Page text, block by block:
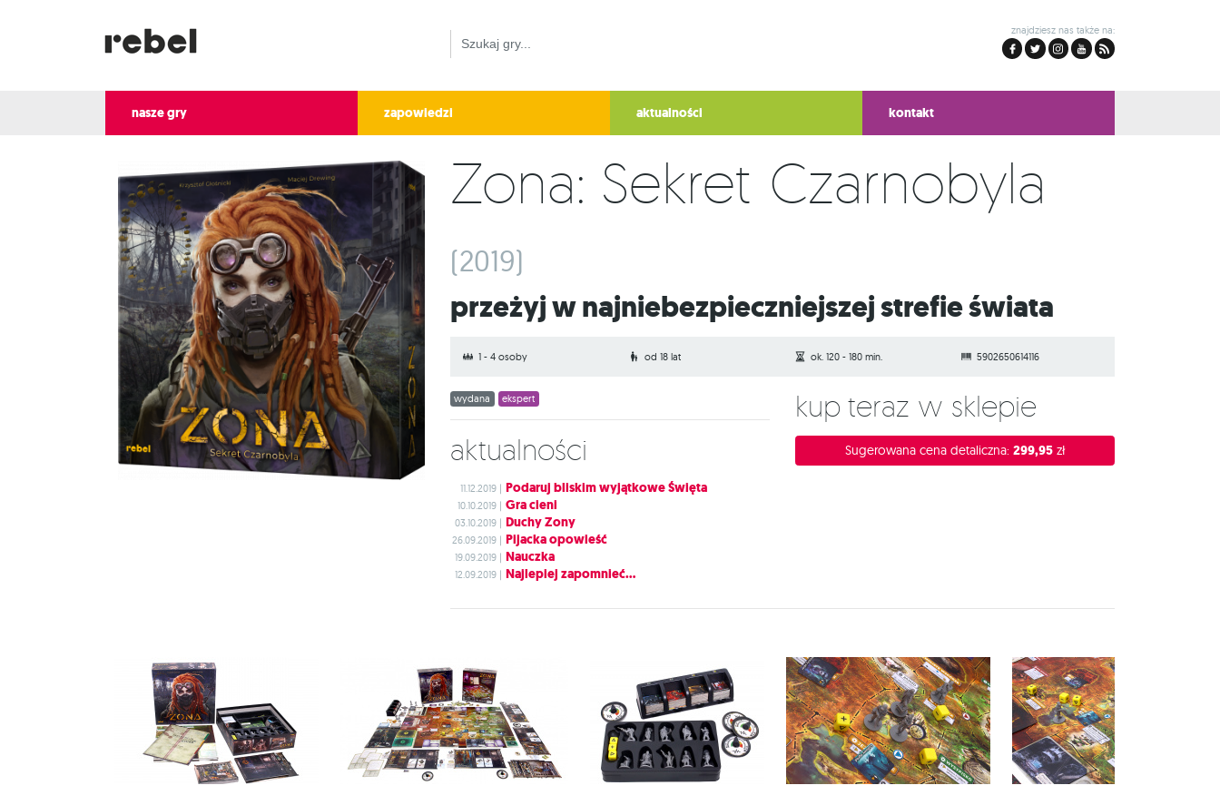
znajdziesz nas także na:
nasze gry zapowiedzi aktualności kontakt
Zona: Sekret Czarnobyla
(2019)
Przeżyj w najniebezpieczniejszej strefie świata
1 - 4 osoby od 18 lat ok. 120 - 180 min. 5902650614116
wydana ekspert
Aktualności
11.12.2019 | Podaruj bliskim wyjątkowe Święta
10.10.2019 | Gra cieni
03.10.2019 | Duchy Zony
26.09.2019 | Pijacka opowieść
19.09.2019 | Nauczka
12.09.2019 | Najlepiej zapomnieć...
Kup teraz w sklepie
Sugerowana cena detaliczna: 299,95 zł